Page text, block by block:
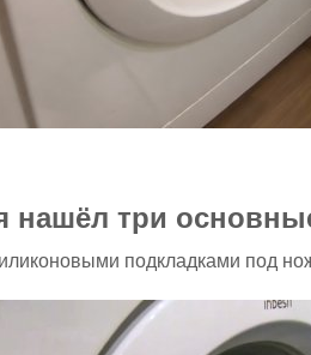
нашёл три
подкладками под